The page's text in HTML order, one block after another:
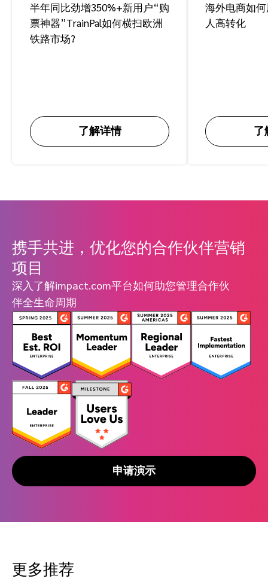
半年同比劲增350%+新用户“购
票神器”TrainPal如何横扫欧洲
铁路市场?
了解详情
海外电商如
人高转化
了
携手共进，优化您的合作伙伴营销
项目
深入了解impact.com平台如何助您管理合作伙
伴全生命周期
申请演示
更多推荐